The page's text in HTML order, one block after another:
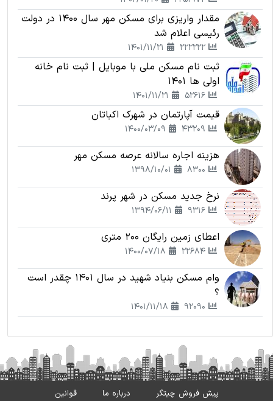
مقدار واریزی برای مسکن مهر سال 1400 در دولت
رئیسی اعلام شد
ثبت نام مسکن ملی با موبایل | ثبت نام خانه
اولی ها 1401
قیمت آپارتمان در شهرک اکباتان
هزینه اجاره سالانه عرصه مسکن مهر
نرخ جدید مسکن در شهر پرند
اعطای زمین رایگان 200 متری
وام مسکن بنیاد شهید در سال 1401 چقدر است
؟
پیش فروش چیتگر درباره ما قوانین